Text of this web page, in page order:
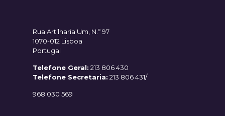
Rua Artilharia Um, N.º 97
1070-012 Lisboa
Portugal
Telefone Geral: 213 806 430
Telefone Secretaria: 213 806 431/
968 030 569